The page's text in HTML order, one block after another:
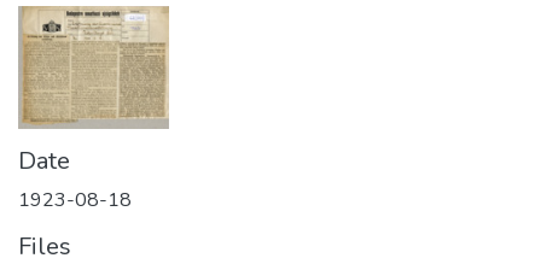
Date
1923-08-18
Files